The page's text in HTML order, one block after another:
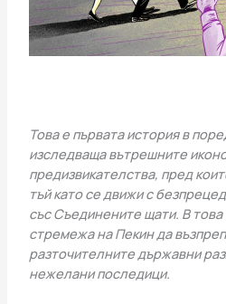
Това е първата история в
изследваща вътрешните
предизвикателства, пред
тъй като се движи с
със Съединените щати. В
стремежа на Пекин да
разточителните държавни
нежелани последици.